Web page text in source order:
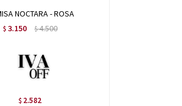
NOCTARA - ROSA
$ 3.150 $4.500
$ 2.582